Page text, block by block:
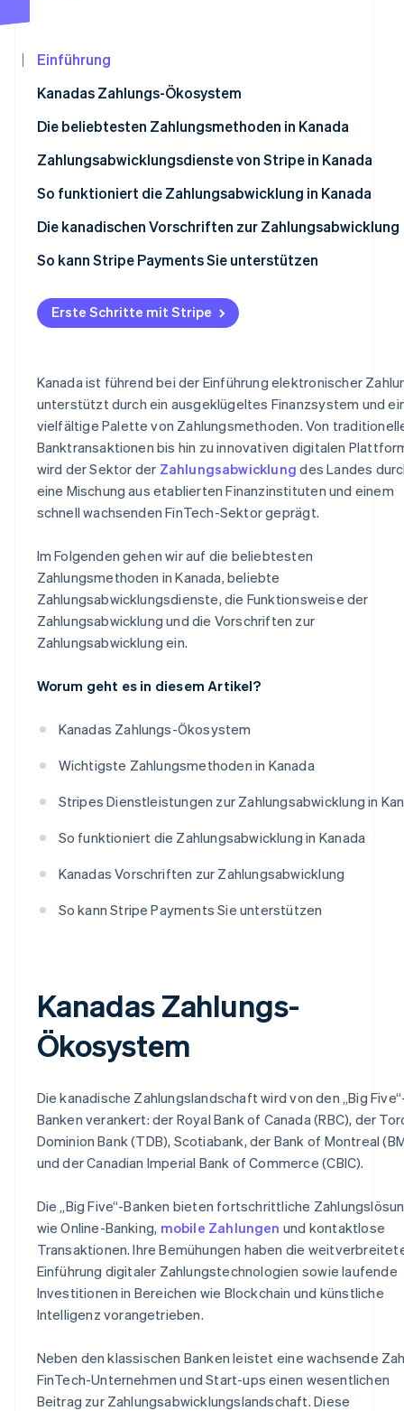
CO₂-Entnahme
Identity
Online-Identitätsprüfung
Erfahren Sie, wie Stripe Lösungen für die
Einführung
Kanadas Zahlungs-Ökosystem
Die beliebtesten Zahlungsmethoden in Kanada
Zahlungsabwicklungsdienste von Stripe in Kanada
So funktioniert die Zahlungsabwicklung in Kanada
Einleitung von Transaktionen
Transaktionsauthentifizierung
Clearing und Abwicklung von Transaktionen
Aufbewahrung von Unterlagen
Die kanadischen Vorschriften zur Zahlungsabwicklung
Wichtigste Aufsichtsbehörden in Kanada
Compliance-Anforderungen in Kanada
So kann Stripe Payments Sie unterstützen
Erste Schritte mit Stripe
Kanada ist führend bei der Einführung elektronischer
unterstützt durch ein ausgeklügeltes Finanzsystem und
vielfältige Palette von Zahlungsmethoden. Von
Banktransaktionen bis hin zu innovativen digitalen
wird der Sektor der Zahlungsabwicklung des Landes
eine Mischung aus etablierten Finanzinstituten und einem
schnell wachsenden FinTech-Sektor geprägt.
Im Folgenden gehen wir auf die beliebtesten
Zahlungsmethoden in Kanada, beliebte
Zahlungsabwicklungsdienste, die Funktionsweise der
Zahlungsabwicklung und die Vorschriften zur
Zahlungsabwicklung ein.
Worum geht es in diesem Artikel?
Kanadas Zahlungs-Ökosystem
Wichtigste Zahlungsmethoden in Kanada
Stripes Dienstleistungen zur Zahlungsabwicklung in
So funktioniert die Zahlungsabwicklung in Kanada
Kanadas Vorschriften zur Zahlungsabwicklung
So kann Stripe Payments Sie unterstützen
Kanadas Zahlungs-
Ökosystem
Die kanadische Zahlungslandschaft wird von den „Big
Banken verankert: der Royal Bank of Canada (RBC), der
Dominion Bank (TDB), Scotiabank, der Bank of Montreal
und der Canadian Imperial Bank of Commerce (CBIC).
Die „Big Five“-Banken bieten fortschrittliche
wie Online-Banking, mobile Zahlungen und kontaktlose
Transaktionen. Ihre Bemühungen haben die
Einführung digitaler Zahlungstechnologien sowie laufende
Investitionen in Bereichen wie Blockchain und künstliche
Intelligenz vorangetrieben.
Neben den klassischen Banken leistet eine wachsende
FinTech-Unternehmen und Start-ups einen wesentlichen
Beitrag zur Zahlungsabwicklungslandschaft. Diese